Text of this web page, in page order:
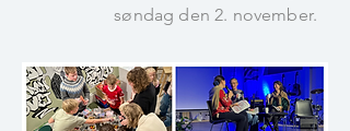
søndag den 2. november.